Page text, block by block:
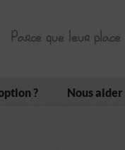
Parce que leur
? Nous aider